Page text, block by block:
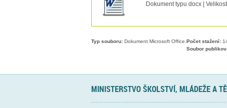
Dokument typu docx |
Typ souboru: Dokument Microsoft Office. Počet stažení:
Soubor
MINISTERSTVO ŠKOLSTVÍ, MLÁDEŽE A